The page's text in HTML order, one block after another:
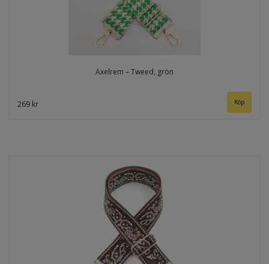
Axelrem – Tweed, grön
269 kr